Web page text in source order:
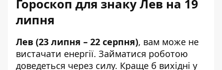
Гороскоп для знаку Лев на 19
липня
Лев (23 липня – 22 серпня), вам може не
вистачати енергії. Займатися роботою
доведеться через силу. Краще б вихідні у